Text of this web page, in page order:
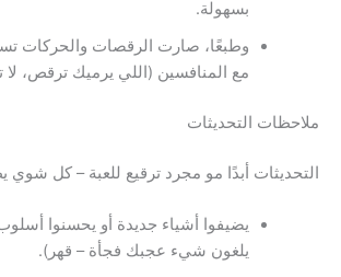
بسهولة.
وطبعًا، صارت الرقصات والحركات
مع المنافسين (اللي يرميك ترقص،
ملاحظات التحديثات
التحديثات أبدًا مو مجرد ترقيع للعبة – كل شوي
يضيفوا أشياء جديدة أو يحسنوا
يلغون شيء عجبك فجأة – قهر).